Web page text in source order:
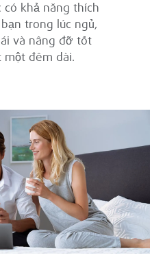
có khả năng thích
trong lúc ngủ,
và nâng đỡ tốt
một đêm dài.